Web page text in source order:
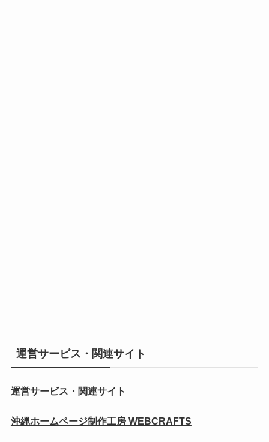
運営サービス・関連サイト
運営サービス・関連サイト
沖縄ホームページ制作工房 WEBCRAFTS